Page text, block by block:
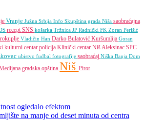
Vranje Južna Srbija Info Skupština grada Niša saobraćajna
receptSNS košarka Tržnica JP Radnički FK Zoran Perišić
Vladičin Han Darko Bulatović Kuršumlija Goran
kulturni centar policija Klinički centar NišAleksinac SPC
ubistvo fudbal fotografije saobraćaj Niška Banja Dom
gradska opština Niš Pirot
ogledalo efektom
na manje od deset minuta od centra